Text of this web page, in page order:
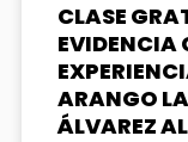
CLASE
EVIDENCIA
ARANGO
ÁLVAREZ